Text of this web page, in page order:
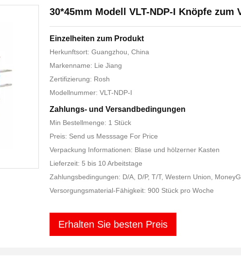
30*45mm Modell VLT-NDP-I Knöpfe zum
Einzelheiten zum Produkt
Herkunftsort: Guangzhou, China
Markenname: Lie Jiang
Zertifizierung: Rosh
Modellnummer: VLT-NDP-I
Zahlungs- und Versandbedingungen
Min Bestellmenge: 1 Stück
Preis: Send us Messsage For Price
Verpackung Informationen: Blase und hölzerner Kasten
Lieferzeit: 5 bis 10 Arbeitstage
Zahlungsbedingungen: D/A, D/P, T/T, Western Union,
Versorgungsmaterial-Fähigkeit: 900 Stück pro Woche
Erhalten Sie besten Preis